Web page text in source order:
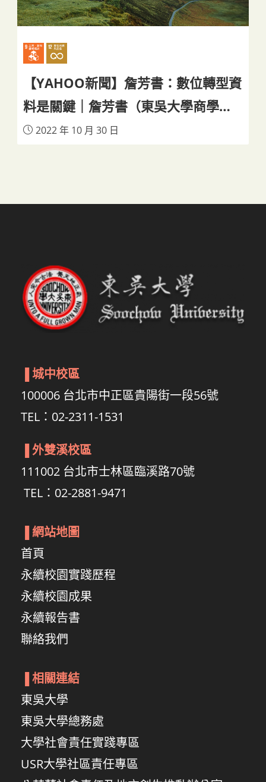
【YAHOO新聞】詹芳書：數位轉型資
料是關鍵｜詹芳書（東吳大學商學院
副院長兼財務工程與精算數學系主
2022 年 10 月 30 日
城中校區
100006 台北市中正區貴陽街一段56號
TEL：02-2311-1531
外雙溪校區
111002 台北市士林區臨溪路70號
TEL：02-2881-9471
網站地圖
首頁
永續校園實踐歷程
永續校園成果
永續報告書
聯絡我們
相關連結
東吳大學
東吳大學總務處
大學社會責任實踐專區
USR大學社區責任專區